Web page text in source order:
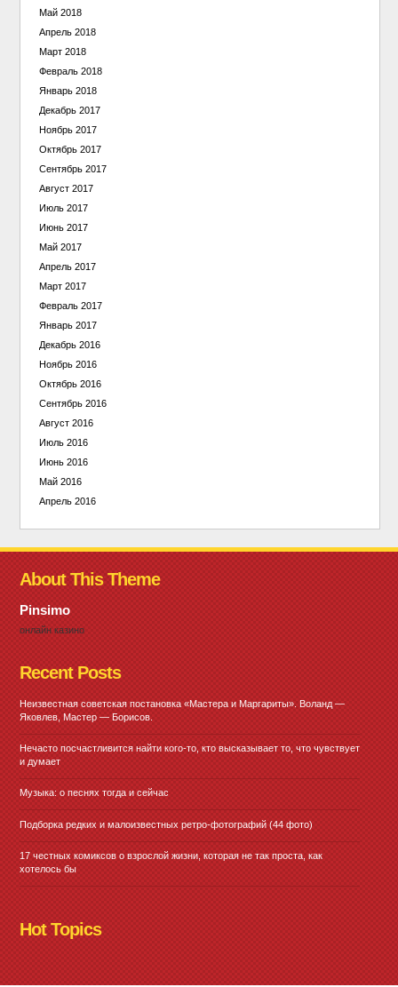
Май 2018
Апрель 2018
Март 2018
Февраль 2018
Январь 2018
Декабрь 2017
Ноябрь 2017
Октябрь 2017
Сентябрь 2017
Август 2017
Июль 2017
Июнь 2017
Май 2017
Апрель 2017
Март 2017
Февраль 2017
Январь 2017
Декабрь 2016
Ноябрь 2016
Октябрь 2016
Сентябрь 2016
Август 2016
Июль 2016
Июнь 2016
Май 2016
Апрель 2016
About This Theme
Pinsimo
онлайн казино
Recent Posts
Неизвестная советская постановка «Мастера и Маргариты». Воланд —
Яковлев, Мастер — Борисов.
Нечасто посчастливится найти кого-то, кто высказывает то, что чувствует
и думает
Музыка: о песнях тогда и сейчас
Подборка редких и малоизвестных ретро-фотографий (44 фото)
17 честных комиксов о взрослой жизни, которая не так проста, как
хотелось бы
Hot Topics